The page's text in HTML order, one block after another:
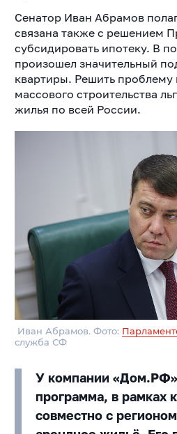
Сенатор Иван Абрамов
связана также с решением
субсидировать ипотеку. В
произошел значительный
квартиры. Решить
массового строительства
жилья по всей России.
Иван Абрамов. Фото:
служба СФ
У компании «Дом.РФ»
программа, в рамках
совместно с